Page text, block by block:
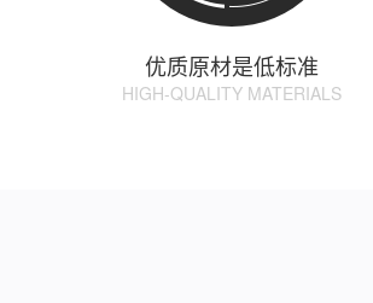
优质原材是低标准
HIGH-QUALITY MATERIALS